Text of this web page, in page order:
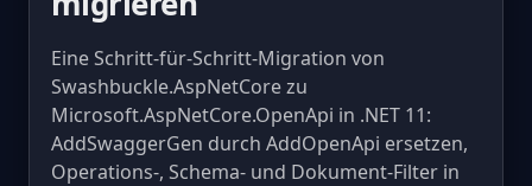
Eine Schritt-für-Schritt-Migration von
Swashbuckle.AspNetCore zu
Microsoft.AspNetCore.OpenApi in .NET 11:
AddSwaggerGen durch AddOpenApi ersetzen,
Operations-, Schema- und Dokument-Filter in